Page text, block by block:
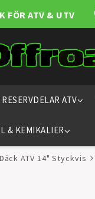
FÖR ATV & UTV
RESERVDELAR ATV
& KEMIKALIER
Däck ATV 14" Styckvis